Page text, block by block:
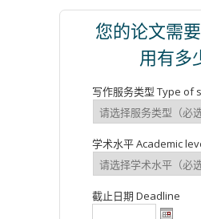
您的论文需
用有多
写作服务类型 Type of
学术水平 Academic
截止日期 Deadline